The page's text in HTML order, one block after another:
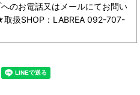
のお電話又はメールにてお問い
扱SHOP：LABREA 092-707-